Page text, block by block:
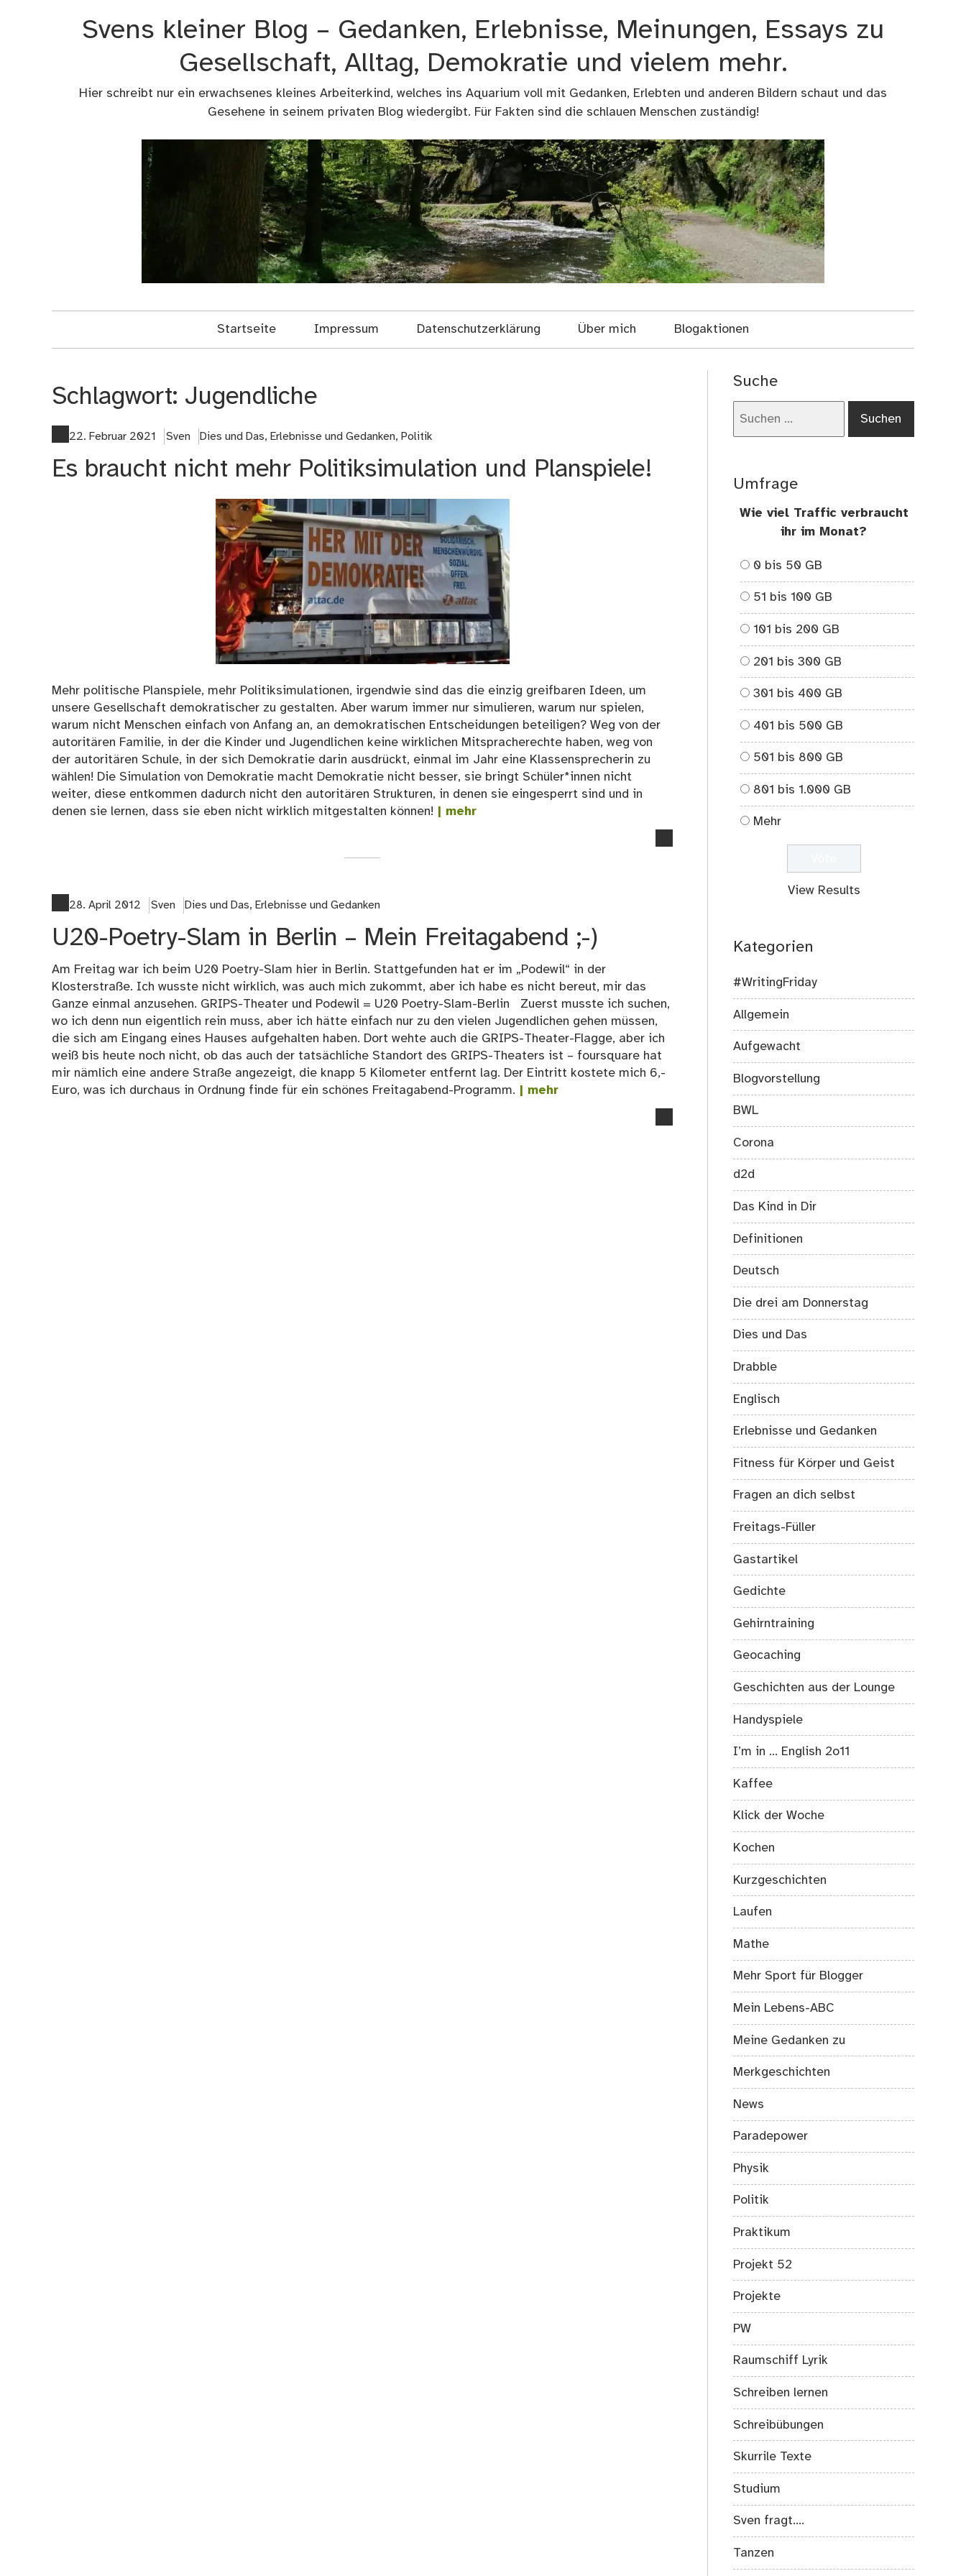
Svens kleiner Blog – Gedanken, Erlebnisse, Meinungen, Essays zu
Gesellschaft, Alltag, Demokratie und vielem mehr.
Hier schreibt nur ein erwachsenes kleines Arbeiterkind, welches ins Aquarium voll mit Gedanken, Erlebten und anderen Bildern schaut und das
Gesehene in seinem privaten Blog wiedergibt. Für Fakten sind die schlauen Menschen zuständig!
Startseite Impressum Datenschutzerklärung Über mich Blogaktionen
Schlagwort: Jugendliche
22. Februar 2021 Sven Dies und Das, Erlebnisse und Gedanken, Politik
Es braucht nicht mehr Politiksimulation und Planspiele!
Mehr politische Planspiele, mehr Politiksimulationen, irgendwie sind das die einzig greifbaren Ideen, um
unsere Gesellschaft demokratischer zu gestalten. Aber warum immer nur simulieren, warum nur spielen,
warum nicht Menschen einfach von Anfang an, an demokratischen Entscheidungen beteiligen? Weg von der
autoritären Familie, in der die Kinder und Jugendlichen keine wirklichen Mitspracherechte haben, weg von
der autoritären Schule, in der sich Demokratie darin ausdrückt, einmal im Jahr eine Klassensprecherin zu
wählen! Die Simulation von Demokratie macht Demokratie nicht besser, sie bringt Schüler*innen nicht
weiter, diese entkommen dadurch nicht den autoritären Strukturen, in denen sie eingesperrt sind und in
denen sie lernen, dass sie eben nicht wirklich mitgestalten können! | mehr
Politiksimulation
28. April 2012 Sven Dies und Das, Erlebnisse und Gedanken
U20-Poetry-Slam in Berlin – Mein Freitagabend ;-)
Am Freitag war ich beim U20 Poetry-Slam hier in Berlin. Stattgefunden hat er im „Podewil“ in der
Klosterstraße. Ich wusste nicht wirklich, was auch mich zukommt, aber ich habe es nicht bereut, mir das
Ganze einmal anzusehen. GRIPS-Theater und Podewil = U20 Poetry-Slam-Berlin Zuerst musste ich suchen,
wo ich denn nun eigentlich rein muss, aber ich hätte einfach nur zu den vielen Jugendlichen gehen müssen,
die sich am Eingang eines Hauses aufgehalten haben. Dort wehte auch die GRIPS-Theater-Flagge, aber ich
weiß bis heute noch nicht, ob das auch der tatsächliche Standort des GRIPS-Theaters ist – foursquare hat
mir nämlich eine andere Straße angezeigt, die knapp 5 Kilometer entfernt lag. Der Eintritt kostete mich 6,-
Euro, was ich durchaus in Ordnung finde für ein schönes Freitagabend-Programm. | mehr
Suche
Umfrage
Wie viel Traffic verbraucht
ihr im Monat?
0 bis 50 GB
51 bis 100 GB
101 bis 200 GB
201 bis 300 GB
301 bis 400 GB
401 bis 500 GB
501 bis 800 GB
801 bis 1.000 GB
Mehr
View Results
Kategorien
#WritingFriday
Allgemein
Aufgewacht
Blogvorstellung
BWL
Corona
d2d
Das Kind in Dir
Definitionen
Deutsch
Die drei am Donnerstag
Dies und Das
Drabble
Englisch
Erlebnisse und Gedanken
Fitness für Körper und Geist
Fragen an dich selbst
Freitags-Füller
Gastartikel
Gedichte
Gehirntraining
Geocaching
Geschichten aus der Lounge
Handyspiele
I’m in … English 2o11
Kaffee
Klick der Woche
Kochen
Kurzgeschichten
Laufen
Mathe
Mehr Sport für Blogger
Mein Lebens-ABC
Meine Gedanken zu
Merkgeschichten
News
Paradepower
Physik
Politik
Praktikum
Projekt 52
Projekte
PW
Raumschiff Lyrik
Schreiben lernen
Schreibübungen
Skurrile Texte
Studium
Sven fragt….
Tanzen